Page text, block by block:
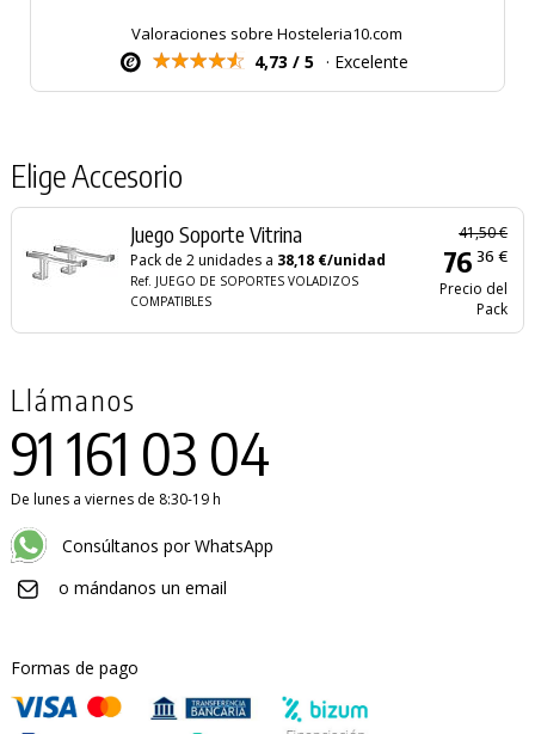
Valoraciones sobre Hosteleria10.com
4,73 / 5 · Excelente
Elige Accesorio
Juego Soporte Vitrina
Pack de 2 unidades a 38,18 €/unidad
Ref. JUEGO DE SOPORTES VOLADIZOS
COMPATIBLES
41,50 €
76 36 €
Precio del
Pack
Llámanos
91 161 03 04
De lunes a viernes de 8:30-19 h
Consúltanos por WhatsApp
o mándanos un email
Formas de pago